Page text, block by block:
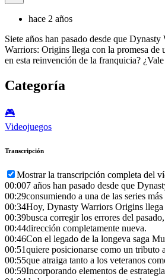
hace 2 años
Siete años han pasado desde que
Warriors: Origins llega con la promesa de
en esta reinvención de la franquicia?
Categoría
🎮️
Videojuegos
Transcripción
Mostrar la transcripción completa del
00:007 años han pasado desde que
00:29consumiendo a una de las series
00:34Hoy, Dynasty Warriors Origins llega
00:39busca corregir los errores del
00:44dirección completamente nueva.
00:46Con el legado de la longeva saga
00:51quiere posicionarse como un tributo
00:55que atraiga tanto a los veteranos
00:59Incorporando elementos de